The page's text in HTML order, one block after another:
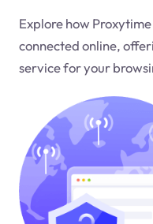
Explore how
connected online,
service for your